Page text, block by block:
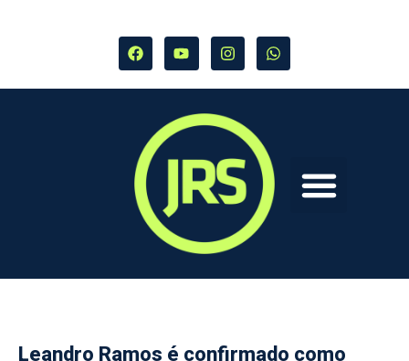
Leandro Ramos é confirmado como